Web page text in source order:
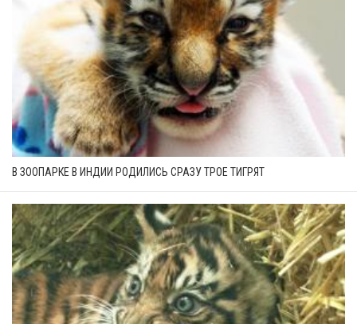
В ЗООПАРКЕ В ИНДИИ РОДИЛИСЬ СРАЗУ ТРОЕ ТИГРЯТ